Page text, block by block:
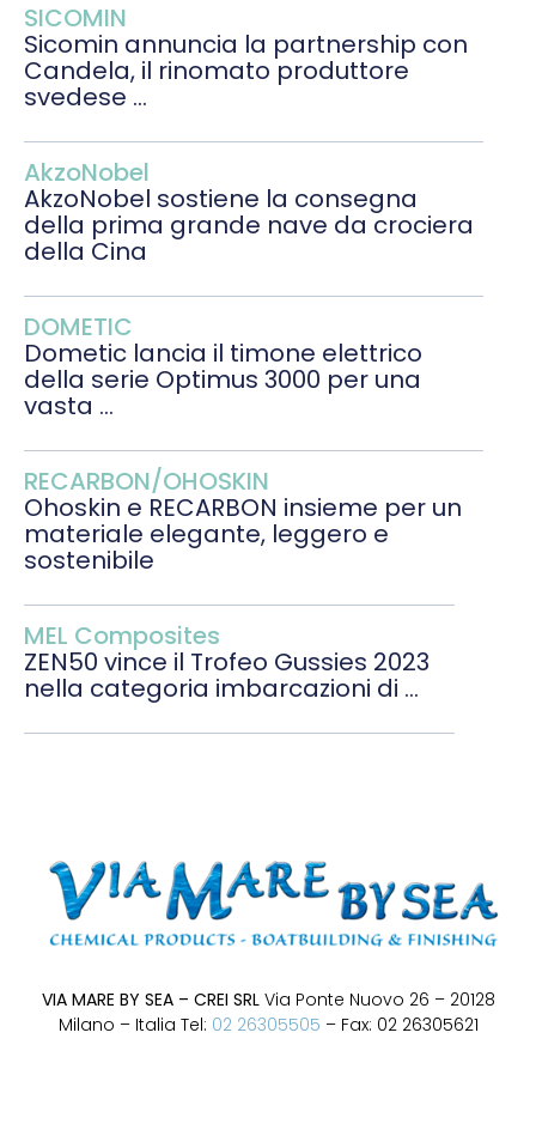
SICOMIN
Sicomin annuncia la partnership con
Candela, il rinomato produttore
svedese ...
AkzoNobel
AkzoNobel sostiene la consegna
della prima grande nave da crociera
della Cina
DOMETIC
Dometic lancia il timone elettrico
della serie Optimus 3000 per una
vasta ...
RECARBON/OHOSKIN
Ohoskin e RECARBON insieme per un
materiale elegante, leggero e
sostenibile
MEL Composites
ZEN50 vince il Trofeo Gussies 2023
nella categoria imbarcazioni di ...
VIA MARE BY SEA – CREI SRLVia Ponte Nuovo 26 – 20128
Milano – Italia Tel: 02 26305505 – Fax: 02 26305621